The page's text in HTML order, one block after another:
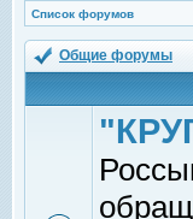
Список форумов
Общие форумы